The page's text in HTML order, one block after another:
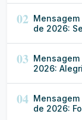
02
de 2026:
03
2026:
04
de 2026: